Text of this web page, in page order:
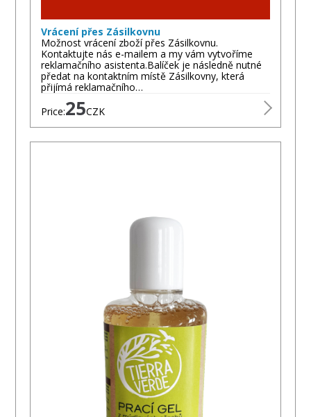
Vrácení přes Zásilkovnu
Možnost vrácení zboží přes Zásilkovnu.
Kontaktujte nás e-mailem a my vám vytvoříme
reklamačního asistenta.Balíček je následně nutné
předat na kontaktním místě Zásilkovny, která
přijímá reklamačního…
Price:25CZK